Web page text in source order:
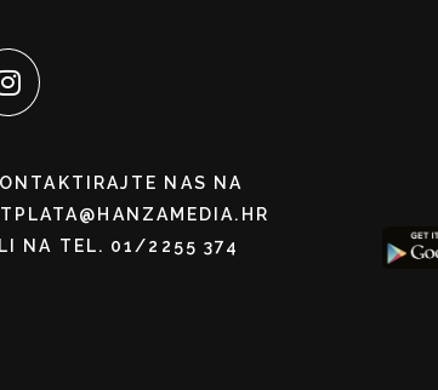
NAS NA
ILI NA TEL. 01/2255 374